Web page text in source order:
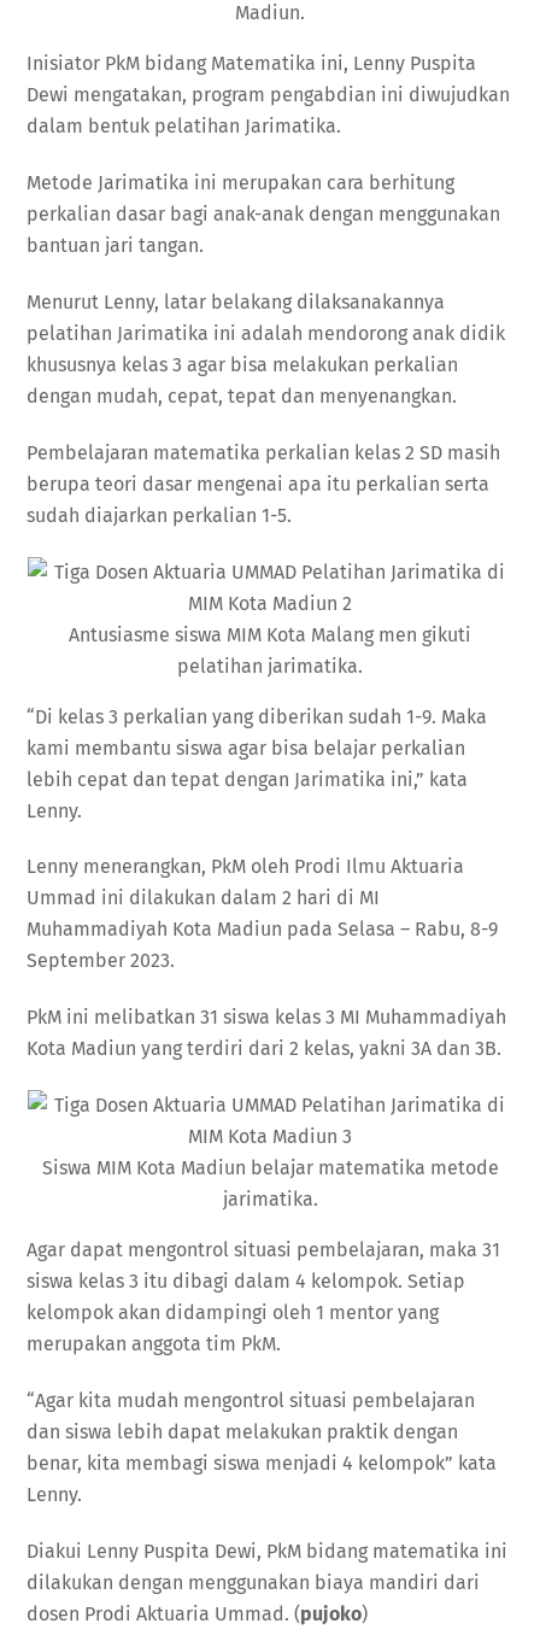
Madiun.
Inisiator PkM bidang Matematika ini, Lenny Puspita
Dewi mengatakan, program pengabdian ini diwujudkan
dalam bentuk pelatihan Jarimatika.
Metode Jarimatika ini merupakan cara berhitung
perkalian dasar bagi anak-anak dengan menggunakan
bantuan jari tangan.
Menurut Lenny, latar belakang dilaksanakannya
pelatihan Jarimatika ini adalah mendorong anak didik
khususnya kelas 3 agar bisa melakukan perkalian
dengan mudah, cepat, tepat dan menyenangkan.
Pembelajaran matematika perkalian kelas 2 SD masih
berupa teori dasar mengenai apa itu perkalian serta
sudah diajarkan perkalian 1-5.
Antusiasme siswa MIM Kota Malang men gikuti
pelatihan jarimatika.
“Di kelas 3 perkalian yang diberikan sudah 1-9. Maka
kami membantu siswa agar bisa belajar perkalian
lebih cepat dan tepat dengan Jarimatika ini,” kata
Lenny.
Lenny menerangkan, PkM oleh Prodi Ilmu Aktuaria
Ummad ini dilakukan dalam 2 hari di MI
Muhammadiyah Kota Madiun pada Selasa – Rabu, 8-9
September 2023.
PkM ini melibatkan 31 siswa kelas 3 MI Muhammadiyah
Kota Madiun yang terdiri dari 2 kelas, yakni 3A dan 3B.
Siswa MIM Kota Madiun belajar matematika metode
jarimatika.
Agar dapat mengontrol situasi pembelajaran, maka 31
siswa kelas 3 itu dibagi dalam 4 kelompok. Setiap
kelompok akan didampingi oleh 1 mentor yang
merupakan anggota tim PkM.
“Agar kita mudah mengontrol situasi pembelajaran
dan siswa lebih dapat melakukan praktik dengan
benar, kita membagi siswa menjadi 4 kelompok” kata
Lenny.
Diakui Lenny Puspita Dewi, PkM bidang matematika ini
dilakukan dengan menggunakan biaya mandiri dari
dosen Prodi Aktuaria Ummad. (pujoko)